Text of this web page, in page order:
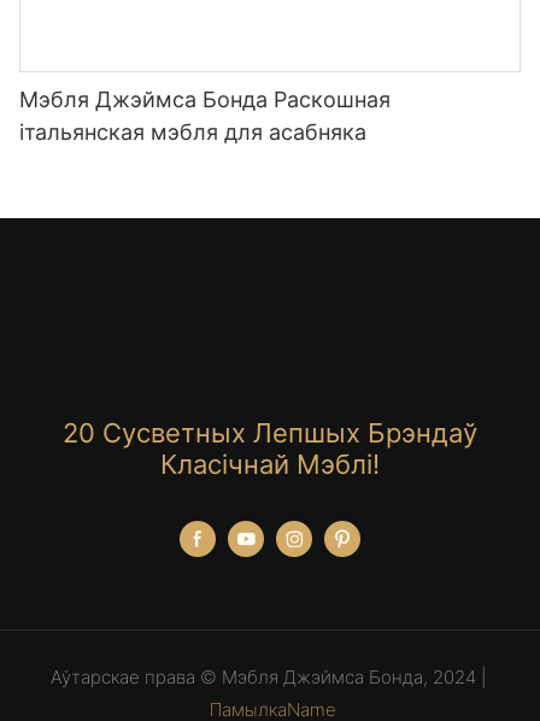
Мэбля Джэймса Бонда Раскошная
італьянская мэбля для асабняка
20 Сусветных Лепшых Брэндаў
Класічнай Мэблі!
Аўтарскае права © Мэбля Джэймса Бонда, 2024 |
ПамылкаName